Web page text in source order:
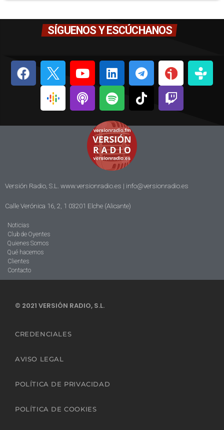
SÍGUENOS Y ESCÚCHANOS
Versión Radio, S.L. www.versionradio.es | info@versionradio.es
Calle Verónica 16, 2, 1 03201 Elche (Alicante)
Noticias
Club de Oyentes
Quienes Somos
Qué hacemos
Clientes
Contacto
© 2021 VERSIÓN RADIO, S.L.
CREDENCIALES
AVISO LEGAL
POLÍTICA DE PRIVACIDAD
POLÍTICA DE COOKIES